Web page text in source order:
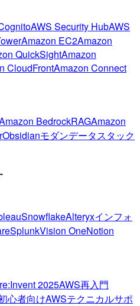
AWS Security HubAWS
Amazon EC2Amazon
QuickSightAmazon
CloudFrontAmazon Connect
BedrockRAGAmazon
Obsidianモダンデータスタック
SnowflakeAlteryxインフォ
SplunkVision OneNotion
2025AWS再入門
心者向けAWSテクニカルサポ